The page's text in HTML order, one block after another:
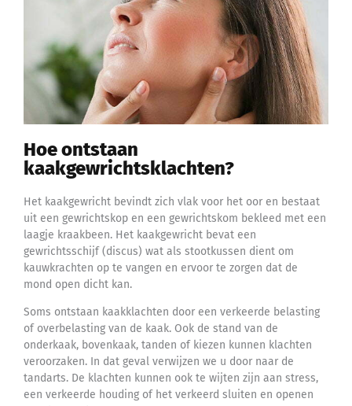
Hoe ontstaan
kaakgewrichtsklachten?
Het kaakgewricht bevindt zich vlak voor het oor en bestaat
uit een gewrichtskop en een gewrichtskom bekleed met een
laagje kraakbeen. Het kaakgewricht bevat een
gewrichtsschijf (discus) wat als stootkussen dient om
kauwkrachten op te vangen en ervoor te zorgen dat de
mond open dicht kan.
Soms ontstaan kaakklachten door een verkeerde belasting
of overbelasting van de kaak. Ook de stand van de
onderkaak, bovenkaak, tanden of kiezen kunnen klachten
veroorzaken. In dat geval verwijzen we u door naar de
tandarts. De klachten kunnen ook te wijten zijn aan stress,
een verkeerde houding of het verkeerd sluiten en openen